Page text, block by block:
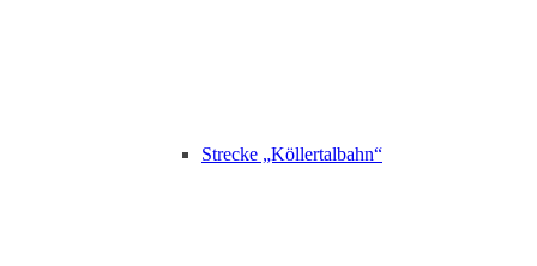
Strecke „Köllertalbahn“